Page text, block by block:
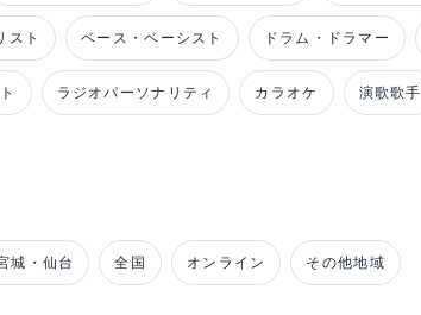
スト ベース・ベーシスト ドラム・ドラマー
ラジオパーソナリティ カラオケ 演歌歌手
城・仙台 全国 オンライン その他地域